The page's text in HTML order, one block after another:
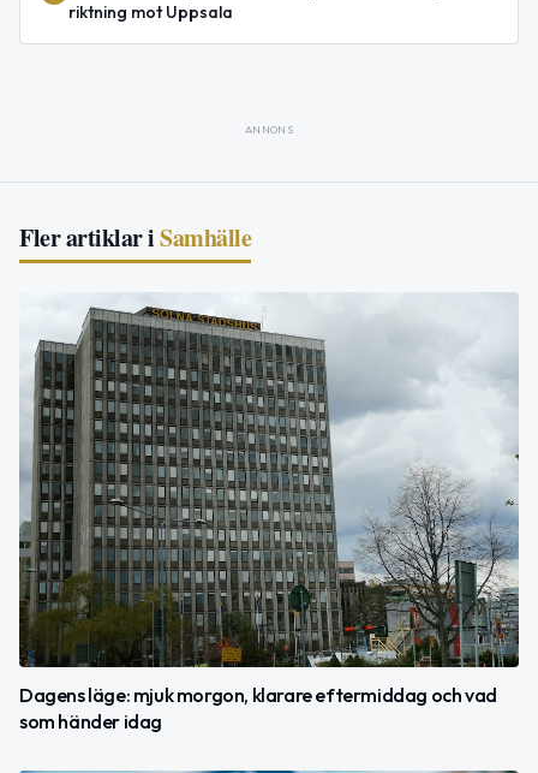
riktning mot Uppsala
ANNONS
Fler artiklar iSamhälle
Dagens läge: mjuk morgon, klarare eftermiddag och vad
som händer idag